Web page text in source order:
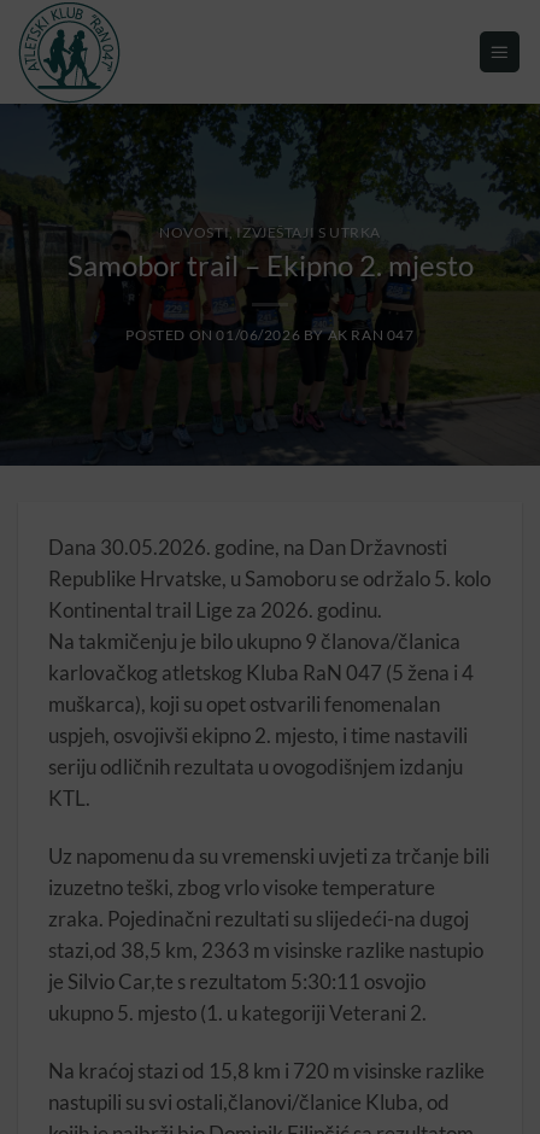
NOVOSTI, IZVJEŠTAJI S UTRKA
Samobor trail – Ekipno 2. mjesto
POSTED ON01/06/2026 BYAK RAN 047
Dana 30.05.2026. godine, na Dan Državnosti
Republike Hrvatske, u Samoboru se održalo 5. kolo
Kontinental trail Lige za 2026. godinu.
Na takmičenju je bilo ukupno 9 članova/članica
karlovačkog atletskog Kluba RaN 047 (5 žena i 4
muškarca), koji su opet ostvarili fenomenalan
uspjeh, osvojivši ekipno 2. mjesto, i time nastavili
seriju odličnih rezultata u ovogodišnjem izdanju
KTL.
Uz napomenu da su vremenski uvjeti za trčanje bili
izuzetno teški, zbog vrlo visoke temperature
zraka. Pojedinačni rezultati su slijedeći-na dugoj
stazi,od 38,5 km, 2363 m visinske razlike nastupio
je Silvio Car,te s rezultatom 5:30:11 osvojio
ukupno 5. mjesto (1. u kategoriji Veterani 2.
Na kraćoj stazi od 15,8 km i 720 m visinske razlike
nastupili su svi ostali,članovi/članice Kluba, od